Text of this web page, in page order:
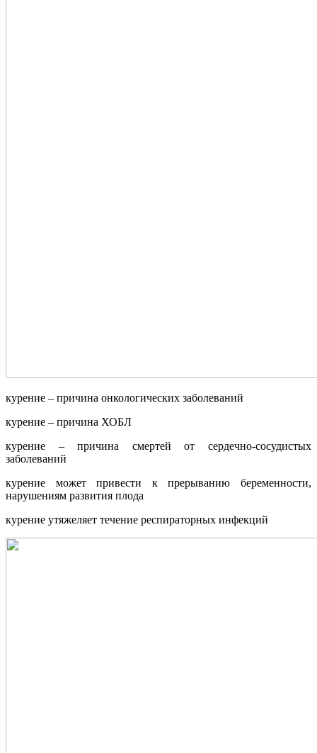
курение – причина онкологических заболеваний
курение – причина ХОБЛ
курение – причина смертей от сердечно-сосудистых
заболеваний
курение может привести к прерыванию беременности,
нарушениям развития плода
курение утяжеляет течение респираторных инфекций